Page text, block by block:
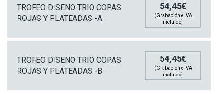
TROFEO DISENO TRIO COPAS
ROJAS Y PLATEADAS -A
54,45€
(Grabación e IVA
incluido)
TROFEO DISENO TRIO COPAS
ROJAS Y PLATEADAS -B
54,45€
(Grabación e IVA
incluido)